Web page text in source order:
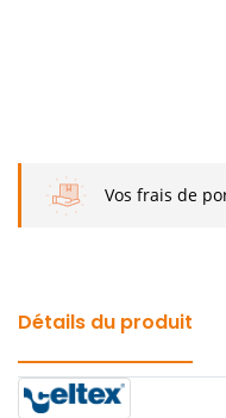
Vos frais de
Détails du produit